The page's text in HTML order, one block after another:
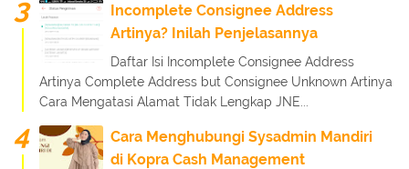
Incomplete Consignee Address
Artinya? Inilah Penjelasannya
Daftar Isi Incomplete Consignee Address
Artinya Complete Address but Consignee Unknown Artinya
Cara Mengatasi Alamat Tidak Lengkap JNE...
Cara Menghubungi Sysadmin Mandiri
di Kopra Cash Management